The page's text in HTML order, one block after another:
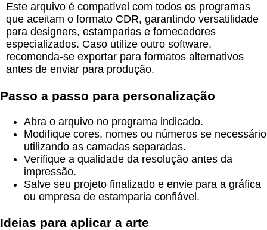
Este arquivo é compatível com todos os programas
que aceitam o formato CDR, garantindo versatilidade
para designers, estamparias e fornecedores
especializados. Caso utilize outro software,
recomenda-se exportar para formatos alternativos
antes de enviar para produção.
Passo a passo para personalização
Abra o arquivo no programa indicado.
Modifique cores, nomes ou números se necessário
utilizando as camadas separadas.
Verifique a qualidade da resolução antes da
impressão.
Salve seu projeto finalizado e envie para a gráfica
ou empresa de estamparia confiável.
Ideias para aplicar a arte